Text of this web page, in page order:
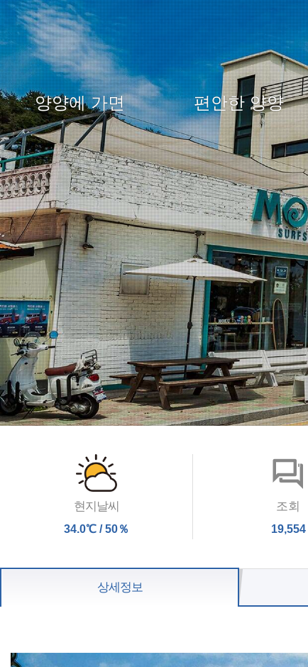
양양에 가면 편안한 양양
현지날씨
34.0℃ / 50％
조회
19,554
상세정보